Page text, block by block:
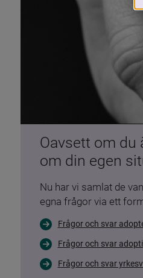
Oavsett om du
om din egen
Nu har vi samlat de
egna frågor via ett
Frågor och svar
Frågor och svar
Frågor och svar